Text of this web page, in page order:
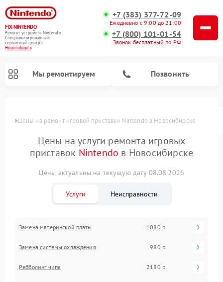
FIX-NINTENDO
Ремонт устройств Nintendo
Специализированный
cервисный центр г.
Новосибирск
+7 (383) 377-72-09
Ежедневно с 9:00 до 21:00
+7 (800) 101-01-54
Звонок бесплатный по РФ
Мы ремонтируем Позвонить
Цены на ремонт игровой приставки Nintendo в Новосибирске
Цены на услуги ремонта игровых
приставок Nintendo в Новосибирске
Цены актуальны на текущую дату 08.08.2026
Услуги Неисправности
Замена материнской платы 1080 р
Замена системы охлаждения 980 р
Ребболинг чипа 2180 р